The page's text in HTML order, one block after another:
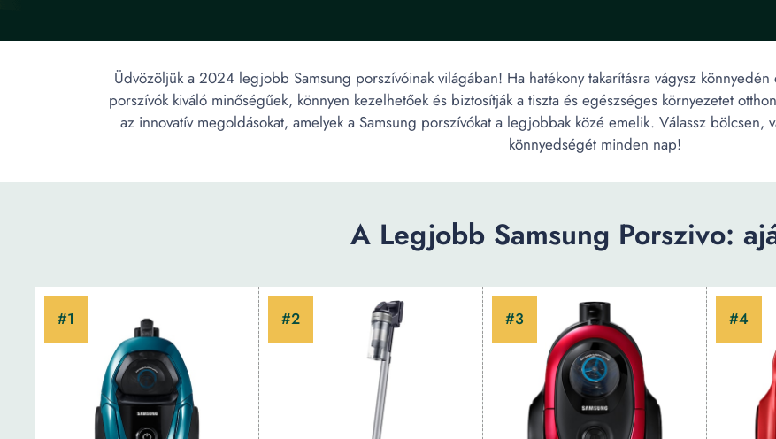
Üdvözöljük a 2024 legjobb Samsung porszívóinak világában! Ha hatékony takarításra vágysz
porszívók kiváló minőségűek, könnyen kezelhetőek és biztosítják a tiszta és egészséges környezetet
az innovatív megoldásokat, amelyek a Samsung porszívókat a legjobbak közé emelik. Válassz bölcsen,
könnyedségét minden nap!
A Legjobb Samsung Porszivo: